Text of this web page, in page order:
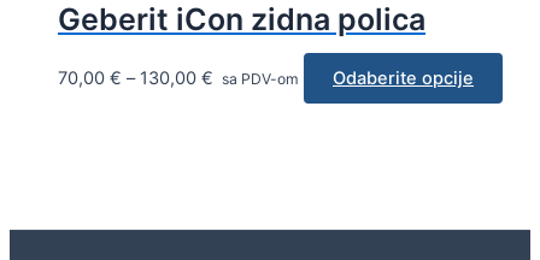
Geberit iCon zidna polica
70,00 € – 130,00 € sa PDV-om Odaberite opcije